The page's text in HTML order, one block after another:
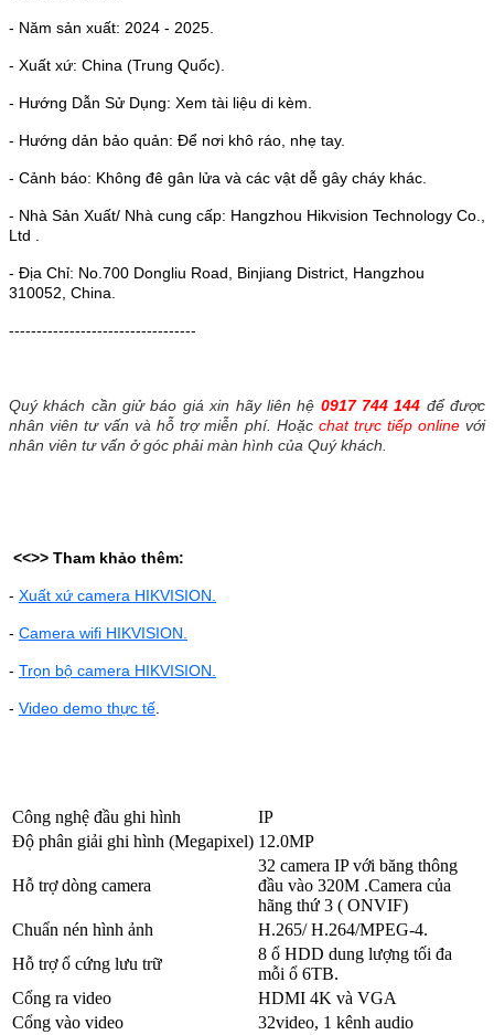
- Năm sản xuất: 2024 - 2025.
- Xuất xứ: China (Trung Quốc).
- Hướng Dẫn Sử Dụng: Xem tài liệu di kèm.
- Hướng dản bảo quản: Để nơi khô ráo, nhẹ tay.
- Cảnh báo: Không đê gân lửa và các vật dễ gây cháy khác.
- Nhà Sản Xuất/ Nhà cung cấp: Hangzhou Hikvision Technology Co.,
Ltd .
- Địa Chỉ: No.700 Dongliu Road, Binjiang District, Hangzhou
310052, China.
----------------------------------
Quý khách cần giử báo giá xin hãy liên hệ 0917 744 144 để được
nhân viên tư vấn và hỗ trợ miễn phí. Hoặc chat trực tiếp onlinevới
nhân viên tư vấn ở góc phải màn hình của Quý khách.
<<>> Tham khảo thêm:
- Xuất xứ camera HIKVISION.
- Camera wifi HIKVISION.
- Trọn bộ camera HIKVISION.
- Video demo thực tế
Công nghệ đầu ghi hình
IP
Độ phân giải ghi hình (Megapixel) 12.0MP
Hỗ trợ dòng camera
32 camera IP với băng thông
đầu vào 320M .Camera của
hãng thứ 3 ( ONVIF)
Chuẩn nén hình ảnh
H.265/ H.264/MPEG-4.
Hỗ trợ ổ cứng lưu trữ
8 ổ HDD dung lượng tối đa
mỗi ổ 6TB.
Cổng ra video
HDMI 4K và VGA
Cổng vào video
32video, 1 kênh audio